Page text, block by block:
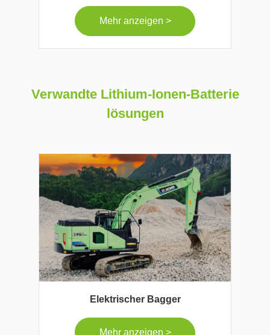
Mehr anzeigen >
Verwandte Lithium-Ionen-Batterie
lösungen
Elektrischer Bagger
Mehr anzeigen >